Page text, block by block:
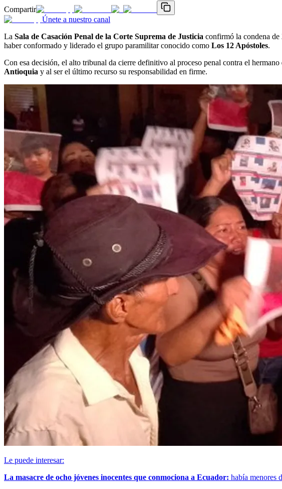
Compartir
Únete a nuestro canal
La Sala de Casación Penal de la Corte Suprema de Justicia confirmó la condena
haber conformado y liderado el grupo paramilitar conocido como Los 12 Apóstoles.
Con esa decisión, el alto tribunal da cierre definitivo al proceso penal contra el
Antioquia y al ser el último recurso su responsabilidad en firme.
Le puede interesar:
La masacre de ocho jóvenes inocentes que conmociona a Ecuador: había menores